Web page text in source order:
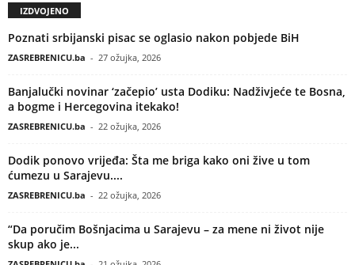
IZDVOJENO
Poznati srbijanski pisac se oglasio nakon pobjede BiH
ZASREBRENICU.ba - 27 ožujka, 2026
Banjalučki novinar ‘začepio’ usta Dodiku: Nadživjeće te Bosna,
a bogme i Hercegovina itekako!
ZASREBRENICU.ba - 22 ožujka, 2026
Dodik ponovo vrijeđa: Šta me briga kako oni žive u tom
ćumezu u Sarajevu....
ZASREBRENICU.ba - 22 ožujka, 2026
“Da poručim Bošnjacima u Sarajevu – za mene ni život nije
skup ako je...